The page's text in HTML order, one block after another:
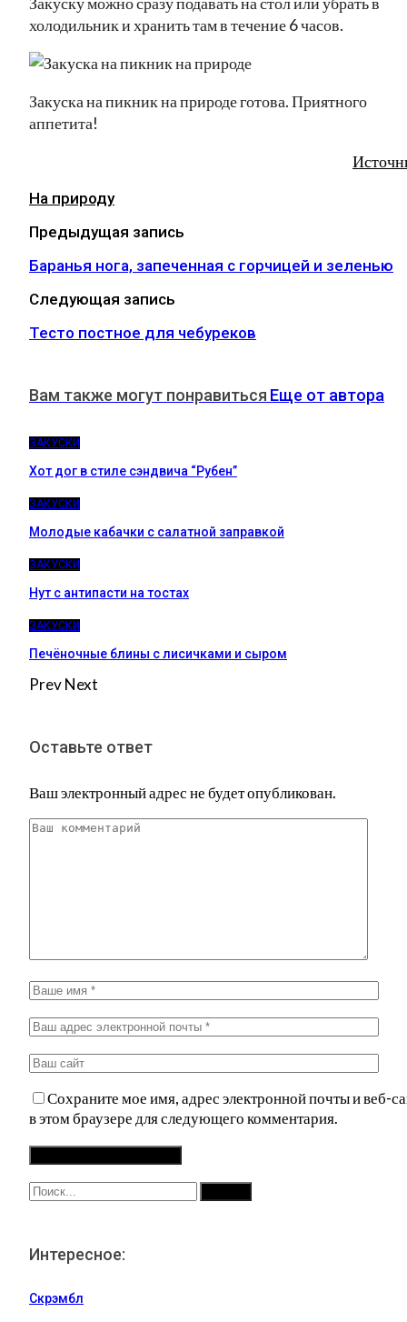
холодильник и хранить там в течение 6 часов.
Закуска на пикник на природе готова. Приятного
аппетита!
На природу
Предыдущая запись
Баранья нога, запеченная с горчицей и зеленью
Следующая запись
Тесто постное для чебуреков
Вам также могут понравиться Еще от автора
ЗАКУСКИ
Хот дог в стиле сэндвича “Рубен”
ЗАКУСКИ
Молодые кабачки с салатной заправкой
ЗАКУСКИ
Нут с антипасти на тостах
ЗАКУСКИ
Печёночные блины с лисичками и сыром
PrevNext
Оставьте ответ
Ваш электронный адрес не будет опубликован.
Сохраните мое имя, адрес электронной почты и веб-
в этом браузере для следующего комментария.
Интересное:
Скрэмбл